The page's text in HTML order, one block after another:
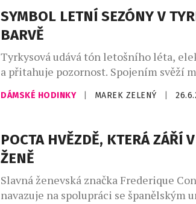
doplňují perleťové prvky, které
celku. Novinky jsou ukázkou
a smyslu pro detail, jimiž se značka
dlouhodobě právem pyšní. Tyto […]
SYMBOL LETNÍ SEZÓNY V
BARVĚ
Tyrkysová udává tón letošního léta,
a přitahuje pozornost. Spojením svěží
čistoty a slunné smyslnosti z ní značka
Constant učinila podpis svého nového
vytříbená. Neodolatelně smyslná.
barvou, která letos v létě nesmí chybět.
opálené pokožce a připomíná křišťálově
[…]
DÁMSKÉ HODINKY MAREK ZELENÝ
POCTA HVĚZDĚ, KTERÁ ZÁŘÍ V
ŽENĚ
Slavná ženevská značka Frederique
navazuje na spolupráci se španělským